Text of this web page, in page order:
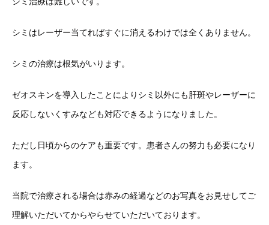
シミはレーザー当てればすぐに消えるわけでは全くありません。
シミの治療は根気がいります。
ゼオスキンを導入したことによりシミ以外にも肝斑やレーザーに
反応しないくすみなども対応できるようになりました。
ただし日頃からのケアも重要です。患者さんの努力も必要になり
ます。
当院で治療される場合は赤みの経過などのお写真をお見せしてご
理解いただいてからやらせていただいております。